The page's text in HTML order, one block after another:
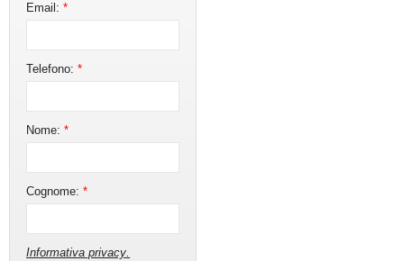
Email:*
Telefono:*
Nome:*
Cognome:*
Informativa privacy.